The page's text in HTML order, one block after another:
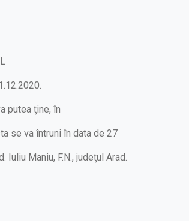
putea ţine, în
se va întruni în data de 27
Maniu, F.N., judeţul Arad.